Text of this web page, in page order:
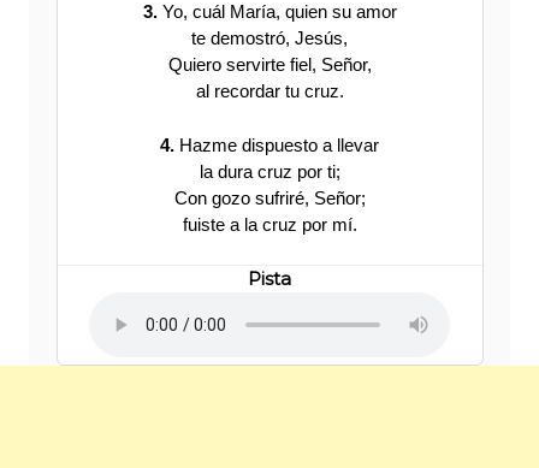
3.Yo, cuál María, quien su amor
te demostró, Jesús,
Quiero servirte fiel, Señor,
al recordar tu cruz.
4. Hazme dispuesto a llevar
la dura cruz por ti;
Con gozo sufriré, Señor;
fuiste a la cruz por mí.
Pista